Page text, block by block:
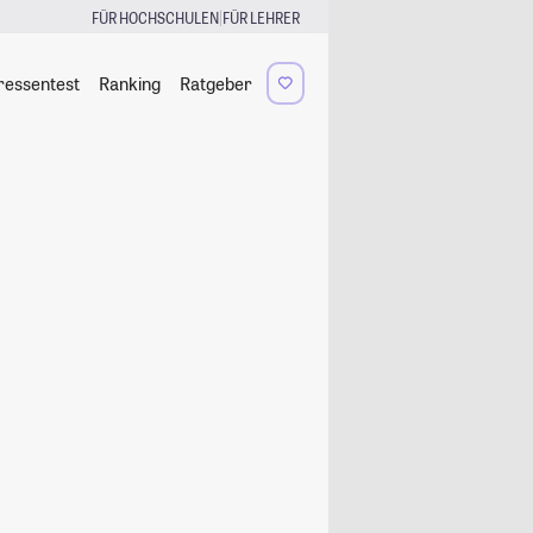
FÜR HOCHSCHULEN|FÜR LEHRER
Ranking Ratgeber